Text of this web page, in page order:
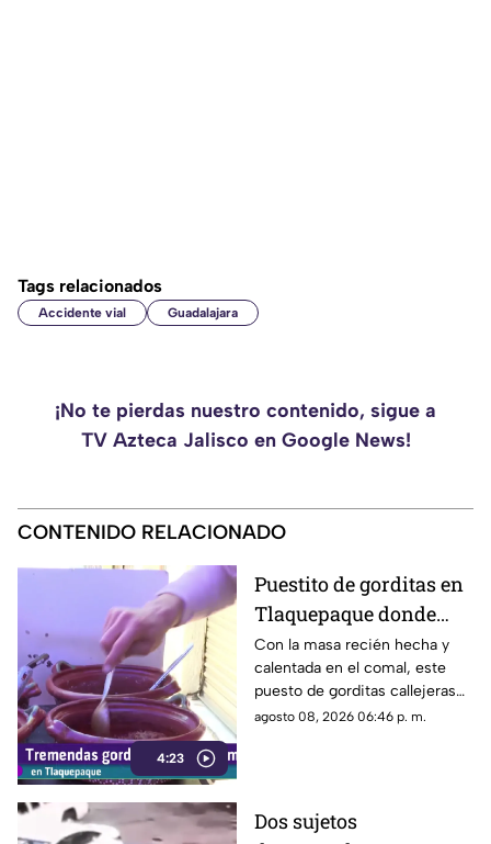
Tags relacionados
Accidente vial Guadalajara
¡No te pierdas nuestro contenido, sigue a
TV Azteca Jalisco en Google News!
CONTENIDO RELACIONADO
4:23
Puestito de gorditas en
Tlaquepaque donde
una nunca es suficiente
Con la masa recién hecha y
calentada en el comal, este
puesto de gorditas callejeras
en Tlaquepaque promete
agosto 08, 2026 06:46 p. m.
Dos sujetos